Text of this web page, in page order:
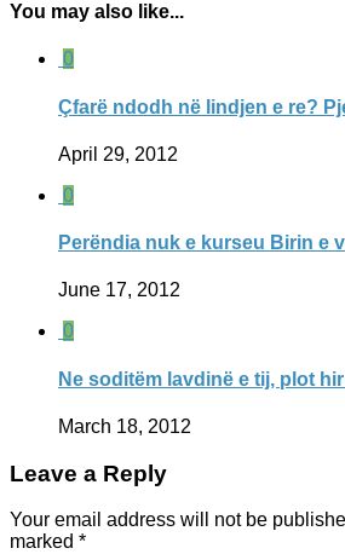
You may also like...
0
Çfarë ndodh në lindjen e re?
April 29, 2012
0
Perëndia nuk e kurseu Birin e
June 17, 2012
0
Ne soditëm lavdinë e tij, plot
March 18, 2012
Leave a Reply
Your email address will not be
marked *